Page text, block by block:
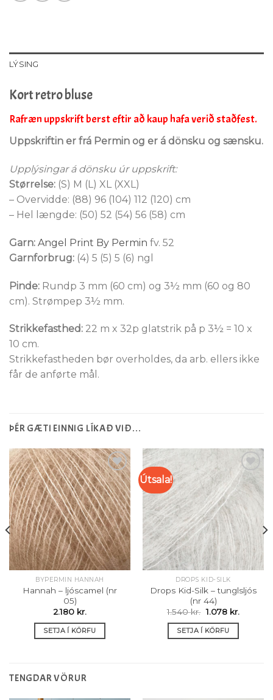
LÝSING
Kort retro bluse
Rafræn uppskrift berst eftir að kaup hafa verið staðfest.
Uppskriftin er frá Permin og er á dönsku og sænsku.
Upplýsingar á dönsku úr uppskrift:
Størrelse: (S) M (L) XL (XXL)
– Overvidde: (88) 96 (104) 112 (120) cm
– Hel længde: (50) 52 (54) 56 (58) cm
Garn: Angel Print By Permin fv. 52
Garnforbrug: (4) 5 (5) 5 (6) ngl
Pinde: Rundp 3 mm (60 cm) og 3½ mm (60 og 80
cm). Strømpep 3½ mm.
Strikkefasthed: 22 m x 32p glatstrik på p 3½ = 10 x
10 cm.
Strikkefastheden bør overholdes, da arb. ellers ikke
får de anførte mål.
ÞÉR GÆTI EINNIG LÍKAÐ VIÐ…
Setja á
óskalista
BYPERMIN HANNAH
Hannah – ljóscamel (nr
05)
2.180 kr.
SETJA Í KÖRFU
Útsala!
Setja á
óskalista
DROPS KID-SILK
Drops Kid-Silk – tunglsljós
(nr 44)
1.540kr. Original
was:
1.540 kr..
1.078 kr.Current
SETJA Í KÖRFU
TENGDAR VÖRUR